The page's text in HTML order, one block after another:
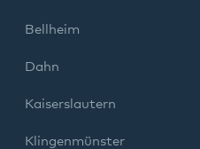
Bellheim
Dahn
Kaiserslautern
Klingenmünster